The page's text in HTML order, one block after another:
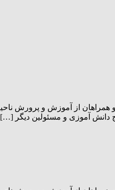
دانش آموزی و مسئولین دیگر […]